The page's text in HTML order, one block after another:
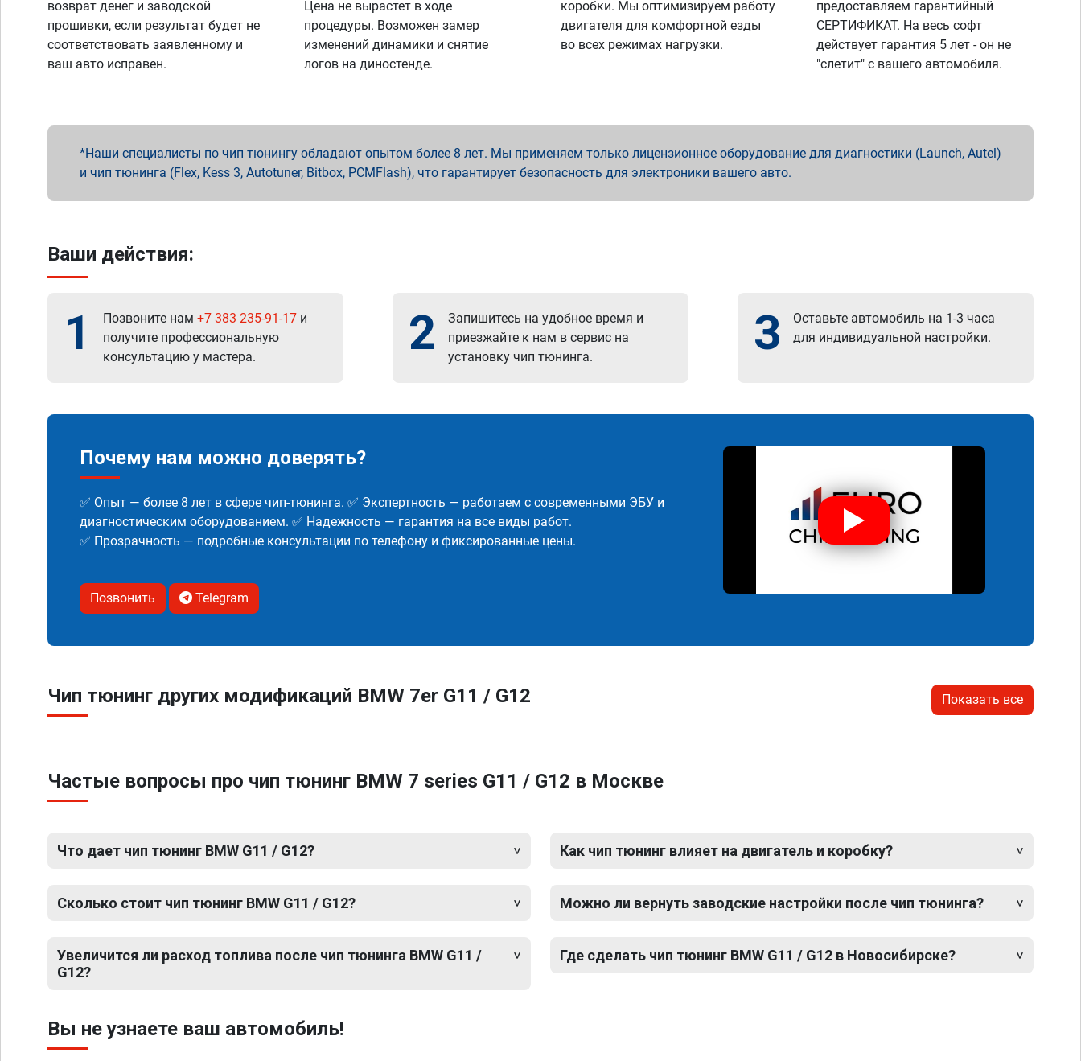
возврат денег и заводской
прошивки, если результат будет не
соответствовать заявленному и
ваш авто исправен.
Цена не вырастет в ходе
процедуры. Возможен замер
изменений динамики и снятие
логов на диностенде.
коробки. Мы оптимизируем работу
двигателя для комфортной езды
во всех режимах нагрузки.
предоставляем гарантийный
СЕРТИФИКАТ. На весь софт
действует гарантия 5 лет - он не
"слетит" с вашего автомобиля.
Наши специалисты по чип тюнингу обладают опытом более 8 лет. Мы применяем только лицензионное оборудование для диагностики (Launch, Autel)
и чип тюнинга (Flex, Kess 3, Autotuner, Bitbox, PCMFlash), что гарантирует безопасность для электроники вашего авто.
Ваши действия:
1 Позвоните нам +7 383 235-91-17 и
получите профессиональную
консультацию у мастера.
2
Запишитесь на удобное время и
приезжайте к нам в сервис на
установку чип тюнинга.
3
Оставьте автомобиль на 1-3 часа
для индивидуальной настройки.
Почему нам можно доверять?
✅ Опыт — более 8 лет в сфере чип-тюнинга. ✅ Экспертность — работаем с современными ЭБУ и
диагностическим оборудованием. ✅ Надежность — гарантия на все виды работ.
✅ Прозрачность — подробные консультации по телефону и фиксированные цены.
Позвонить Telegram
Чип тюнинг других модификаций BMW 7er G11 / G12 Показать все
Частые вопросы про чип тюнинг BMW 7 series G11 / G12 в Москве
Что дает чип тюнинг BMW G11 / G12?
Сколько стоит чип тюнинг BMW G11 / G12?
Увеличится ли расход топлива после чип тюнинга BMW G11 /
G12?
Как чип тюнинг влияет на двигатель и коробку?
Можно ли вернуть заводские настройки после чип тюнинга?
Где сделать чип тюнинг BMW G11 / G12 в Новосибирске?
Вы не узнаете ваш автомобиль!